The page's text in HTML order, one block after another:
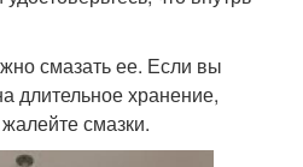
смазать ее. Если вы
длительное хранение,
смазки.